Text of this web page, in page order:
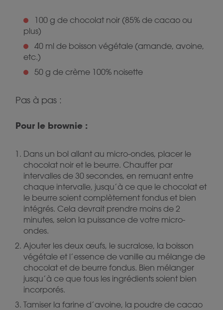
100 g de chocolat noir (85% de cacao ou
plus)
40 ml de boisson végétale (amande, avoine,
etc.)
50 g de crème 100% noisette
Pas à pas :
Pour le brownie :
Dans un bol allant au micro-ondes, placer le
chocolat noir et le beurre. Chauffer par
intervalles de 30 secondes, en remuant entre
chaque intervalle, jusqu’à ce que le chocolat et
le beurre soient complètement fondus et bien
intégrés. Cela devrait prendre moins de 2
minutes, selon la puissance de votre micro-
ondes.
Ajouter les deux œufs, le sucralose, la boisson
végétale et l’essence de vanille au mélange de
chocolat et de beurre fondus. Bien mélanger
jusqu’à ce que tous les ingrédients soient bien
incorporés.
Tamiser la farine d’avoine, la poudre de cacao